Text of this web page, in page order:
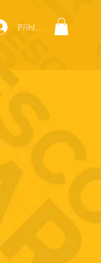
Přihlásit se